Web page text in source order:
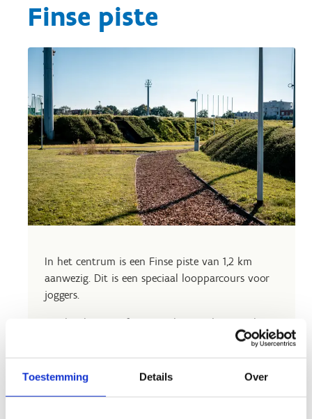
Toestemming Details Over
Finse piste
In het centrum is een Finse piste van 1,2 km
aanwezig. Dit is een speciaal loopparcours voor
joggers.
Om het loopcomfort te verbeteren bestaat de
bovenlaag van deze piste uit een verende laag.
Deze toplaag is zacht, verend en schokdempend
waardoor een aangenaam loopgevoel gecreëerd